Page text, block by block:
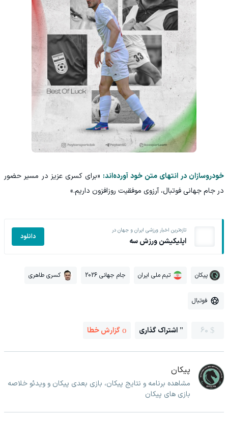
خودروسازان در انتهای متن خود آورده‌اند: «برای کسری عزیز در مسیر حضور
در جام جهانی فوتبال، آرزوی موفقیت روزافزون داریم.»
تازه‌ترین اخبار ورزشی ایران و جهان در
اپلیکیشن ورزش سه دانلود
پیکان تیم ملی ایران جام جهانی 2026 کسری طاهری
فوتبال
60 اشتراک گذاری گزارش خطا
پیکان
مشاهده برنامه و نتایج پیکان، بازی بعدی پیکان و ویدئو خلاصه
بازی های پیکان